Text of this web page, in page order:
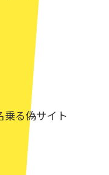
乗る偽サイト